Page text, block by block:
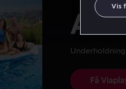
All
Underholdning
Få
Vis